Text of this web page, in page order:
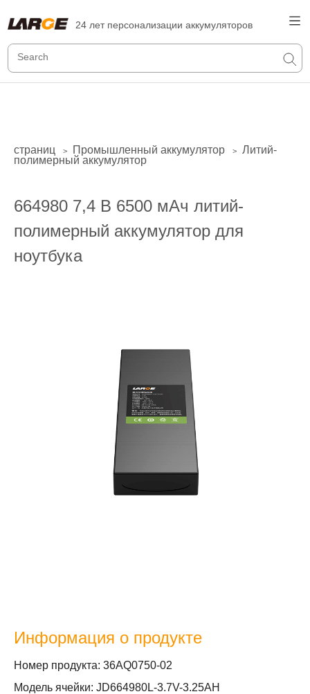
24 лет персонализации аккумуляторов
страниц > Промышленный аккумулятор >
Литий-
полимерный аккумулятор
664980 7,4 В 6500 мАч литий-
полимерный аккумулятор для
ноутбука
Информация о продукте
Номер продукта: 36AQ0750-02
Модель ячейки: JD664980L-3.7V-3.25AH